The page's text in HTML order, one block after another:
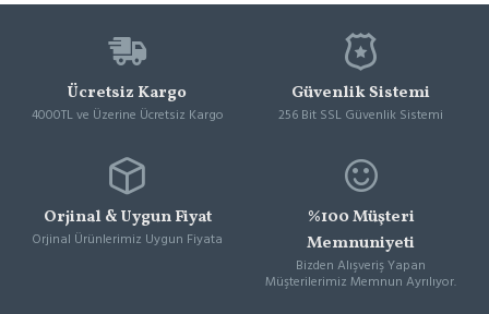
Ücretsiz Kargo
4000TL ve Üzerine Ücretsiz Kargo
Güvenlik Sistemi
256 Bit SSL Güvenlik Sistemi
Orjinal & Uygun Fiyat
Orjinal Ürünlerimiz Uygun Fiyata
%100 Müşteri
Memnuniyeti
Bizden Alışveriş Yapan
Müşterilerimiz Memnun Ayrılıyor.